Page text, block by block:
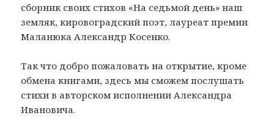
сборник своих стихов «На седьмой день» наш
земляк, кировоградский поэт, лауреат премии
Маланюка Александр Косенко.
Так что добро пожаловать на открытие, кроме
обмена книгами, здесь мы сможем послушать
стихи в авторском исполнении Александра
Ивановича.